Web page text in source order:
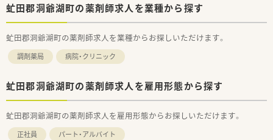
虻田郡洞爺湖町の薬剤師求人を業種から探す
虻田郡洞爺湖町の薬剤師求人を業種からお探しいただけます。
調剤薬局 病院・クリニック
虻田郡洞爺湖町の薬剤師求人を雇用形態から探す
虻田郡洞爺湖町の薬剤師求人を雇用形態からお探しいただけます。
正社員 パート・アルバイト